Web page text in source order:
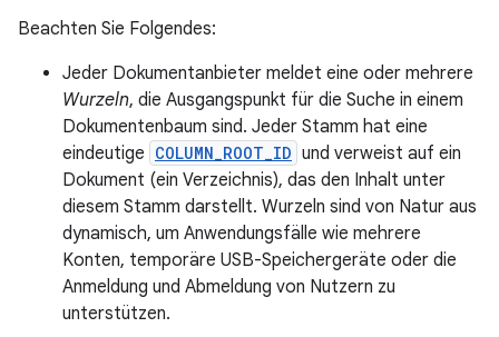
Beachten Sie Folgendes:
Jeder Dokumentanbieter meldet eine oder mehrere
Wurzeln, die Ausgangspunkt für die Suche in einem
Dokumentenbaum sind. Jeder Stamm hat eine
eindeutige COLUMN_ROOT_ID und verweist auf ein
Dokument (ein Verzeichnis), das den Inhalt unter
diesem Stamm darstellt. Wurzeln sind von Natur aus
dynamisch, um Anwendungsfälle wie mehrere
Konten, temporäre USB-Speichergeräte oder die
Anmeldung und Abmeldung von Nutzern zu
unterstützen.